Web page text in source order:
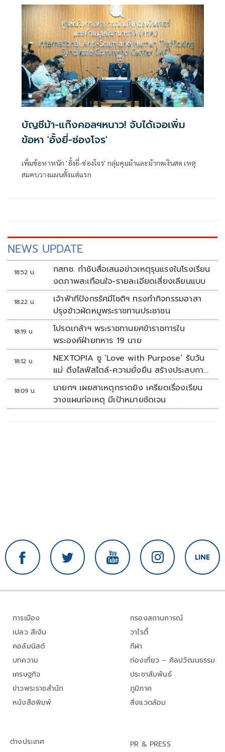
บัญชีม้า-แก๊งคอลฯหนาว! จับได้เจอเพิ่ม
ข้อหา 'อั้งยี่-ซ่องโจร'
เพิ่มข้อหาหนัก 'อั้งยี่-ซ่องโจร' กลุ่มคุมม้าและม้ากดเงินสด เหตุ
สมคบวางแผนตั้งเเต่แรก
NEWS UPDATE
18:52 น.
กสทช. กำชับสื่อเสนอข่าวเหตุรุนแรงในโรงเรียน
งดภาพสะเทือนใจ-รายละเอียดเสี่ยงเลียนแบบ
18:22 น.
เจ้าฟ้าทีปังกรรัศมีโชติฯ ทรงทำกิจกรรมอาสา
ปรุงข้าวผัดหมูพระราชทานประชาชน
18:19 น.
โปรดเกล้าฯ พระราชทานยศข้าราชการใน
พระองค์ฝ่ายทหาร 19 นาย
18:12 น.
NEXTOPIA ชู ‘Love with Purpose’ รับวัน
แม่ ดึงไลฟ์สไตล์-ความยั่งยืน สร้างประสบกา
รณ์ช้อปปิงมีความหมาย
18:09 น.
นายกฯ เผยสาเหตุกราดยิง เครียดเรื่องเรียน
วางแผนก่อเหตุ มีเป้าหมายชัดเจน
การเมือง
เปลว สีเงิน
คอลัมนิสต์
บทความ
เศรษฐกิจ
ข่าวพระราชสำนัก
หนังสือพิมพ์
กรองสถานการณ์
วาไรตี้
กีฬา
ท่องเที่ยว – ศิลปวัฒนธรรม
ประชาสัมพันธ์
ภูมิภาค
สิ่งแวดล้อม
ต่างประเทศ
PR & PRESS